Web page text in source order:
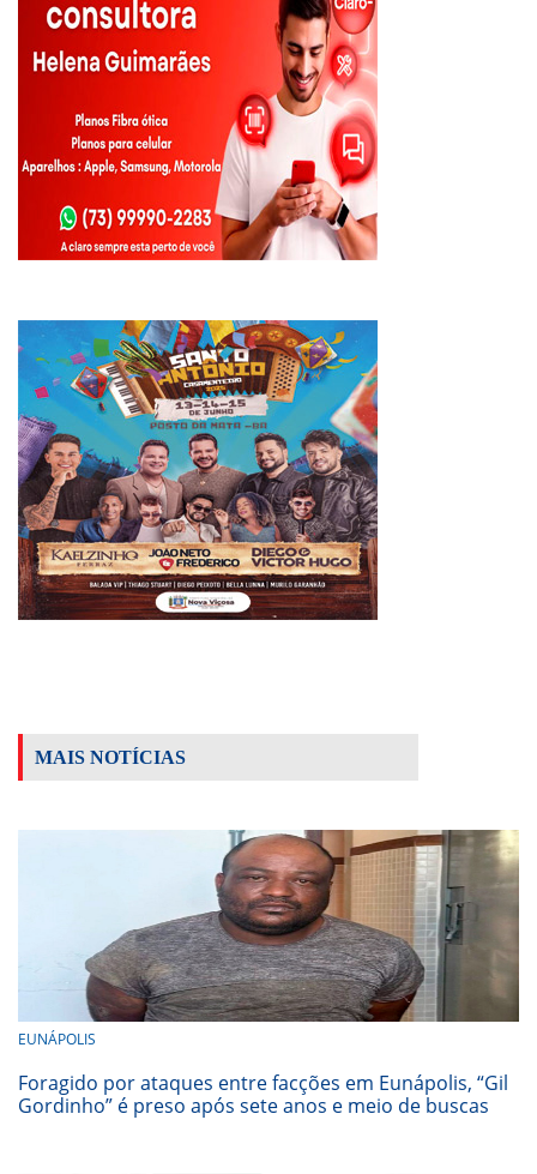
MAIS NOTÍCIAS
EUNÁPOLIS
Foragido por ataques entre facções em Eunápolis, “Gil
Gordinho” é preso após sete anos e meio de buscas